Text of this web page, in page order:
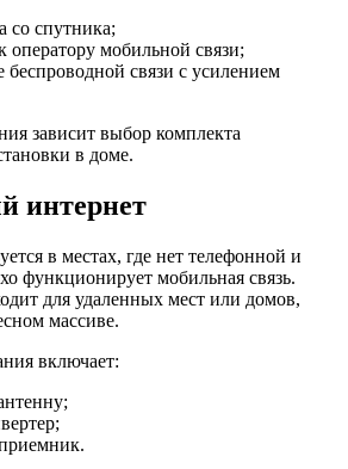
Слобода
со спутника;
оператору мобильной связи;
беспроводной связи с усилением
зависит выбор комплекта
в доме.
интернет
в местах, где нет телефонной и
функционирует мобильная связь.
для удаленных мест или домов,
массиве.
включает: